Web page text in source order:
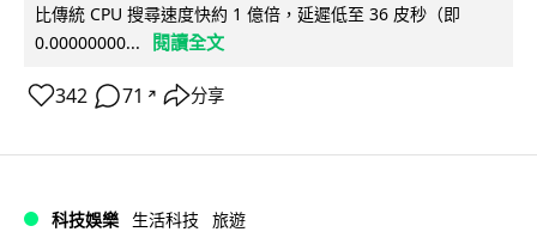
比傳統 CPU 搜尋速度快約 1 億倍，延遲低至 36 皮秒（即
0.00000000...
閱讀全文
342 71 ↗ 分享
科技娛樂 生活科技 旅遊